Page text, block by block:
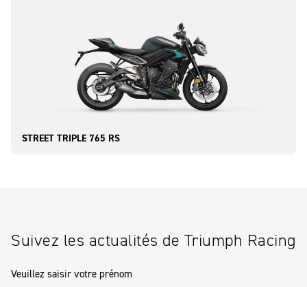
STREET TRIPLE 765 RS
Suivez les actualités de Triumph Racing
Veuillez saisir votre prénom